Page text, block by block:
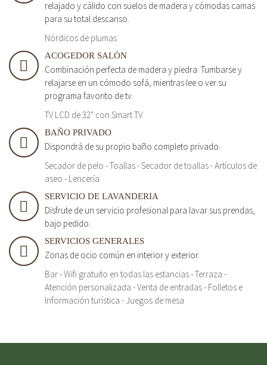
relajado y cálido con suelos de madera y cómodas camas
para su total descanso.
Nórdicos de plumas
ACOGEDOR SALÓN
Combinación perfecta de madera y piedra. Tumbarse y
relajarse en un cómodo sofá, mientras lee o ver su
programa favorito de tv.
TV LCD de 32" con Smart TV.
BAÑO PRIVADO
Dispondrá de su propio baño completo privado.
Secador de pelo - Toallas - Secador de toallas - Artículos de
aseo - Lencería
SERVICIO DE LAVANDERIA
Disfrute de un servicio profesional para lavar sus prendas,
bajo pedido.
SERVICIOS GENERALES
Zonas de ocio común en interior y exterior.
Bar - Wifi gratuito en todas las estancias - Terraza -
Atención personalizada - Venta de entradas - Folletos e
Información turística - Juegos de mesa